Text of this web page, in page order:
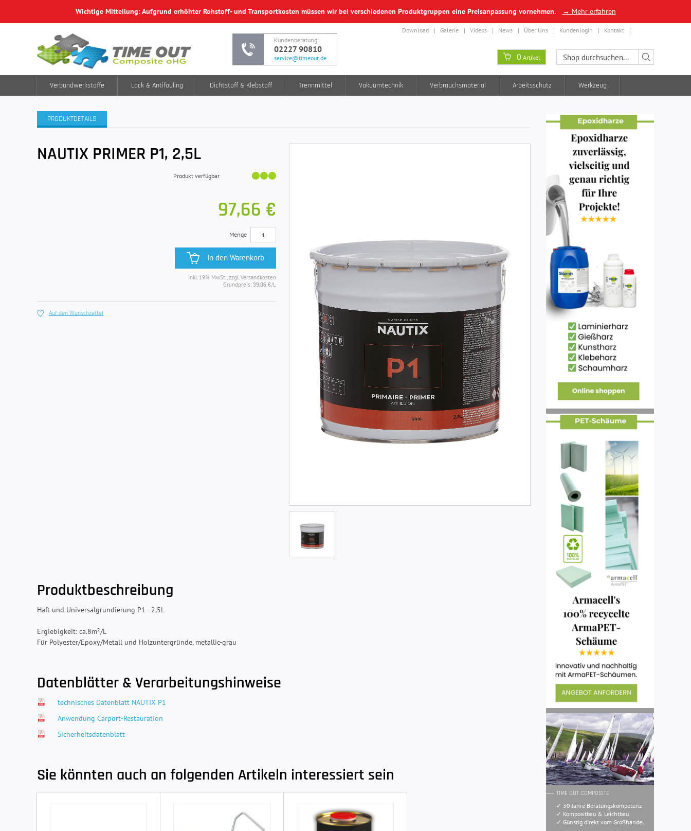
Wichtige Mitteilung: Aufgrund erhöhter Rohstoff- und Transportkosten müssen wir bei verschiedenen Produktgruppen eine Preisanpassung vornehmen. → Mehr erfahren
Kundenberatung:
02227 90810
service@timeout.de
Download Galerie Videos News Über Uns Kundenlogin Kontakt
0 Artikel
Verbundwerkstoffe Lack & Antifouling Dichtstoff & Klebstoff Trennmittel Vakuumtechnik Verbrauchsmaterial Arbeitsschutz Werkzeug
PRODUKTDETAILS
NAUTIX PRIMER P1, 2,5L
Produkt verfügbar
97,66 €
Menge
In den Warenkorb
Inkl. 19% MwSt., zzgl. Versandkosten
Grundpreis: 39,06 €/L
Auf den Wunschzettel
Produktbeschreibung
Haft und Universalgrundierung P1 - 2,5L
Ergiebigkeit: ca.8m²/L
Für Polyester/Epoxy/Metall und Holzuntergründe, metallic-grau
Datenblätter & Verarbeitungshinweise
technisches Datenblatt NAUTIX P1
Anwendung Carport-Restauration
Sicherheitsdatenblatt
Sie könnten auch an folgenden Artikeln interessiert sein
TIME OUT COMPOSITE
✓ 30 Jahre Beratungskompetenz
✓ Kompositbau & Leichtbau
✓ Günstig direkt vom Großhandel